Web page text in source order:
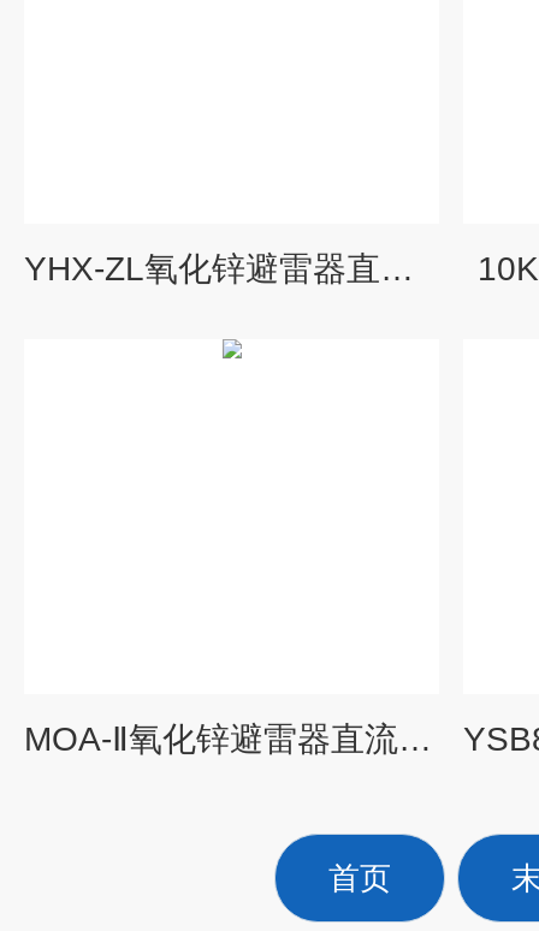
YHX-ZL氧化锌避雷器直流泄漏测试仪
MOA-Ⅱ氧化锌避雷器直流参数测试仪
首页